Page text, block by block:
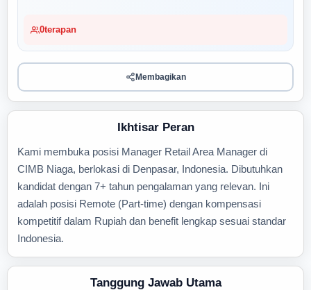
0terapan
Membagikan
Ikhtisar Peran
Kami membuka posisi Manager Retail Area Manager di
CIMB Niaga, berlokasi di Denpasar, Indonesia. Dibutuhkan
kandidat dengan 7+ tahun pengalaman yang relevan. Ini
adalah posisi Remote (Part-time) dengan kompensasi
kompetitif dalam Rupiah dan benefit lengkap sesuai standar
Indonesia.
Tanggung Jawab Utama